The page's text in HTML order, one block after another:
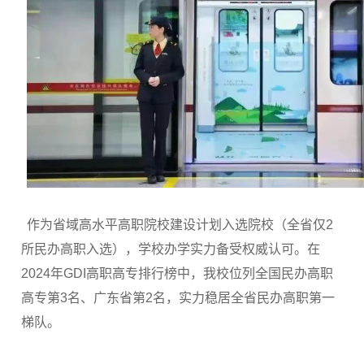
作为省域高水平高职院校建设计划入选院校（全省仅2
所民办高职入选），学校办学实力备受权威认可。在
2024年GDI高职高专排行榜中，我校位列全国民办高职
高专第3名、广东省第2名，实力稳居全省民办高职第一
梯队。